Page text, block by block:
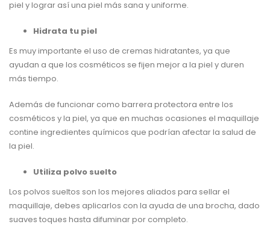
piel y lograr así una piel más sana y uniforme.
Hidrata tu piel
Es muy importante el uso de cremas hidratantes, ya que
ayudan a que los cosméticos se fijen mejor a la piel y duren
más tiempo.
Además de funcionar como barrera protectora entre los
cosméticos y la piel, ya que en muchas ocasiones el maquillaje
contine ingredientes químicos que podrían afectar la salud de
la piel.
Utiliza polvo suelto
Los polvos sueltos son los mejores aliados para sellar el
maquillaje, debes aplicarlos con la ayuda de una brocha, dado
suaves toques hasta difuminar por completo.